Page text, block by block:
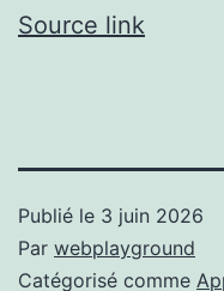
Source link
Publié le 3 juin 2026
Par webplayground
Catégorisé comme